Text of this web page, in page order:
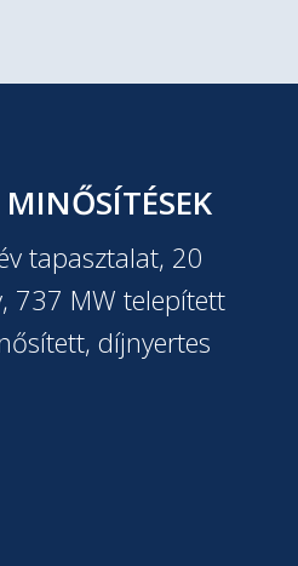
tapasztalat, 20
737 MW telepített
díjnyertes